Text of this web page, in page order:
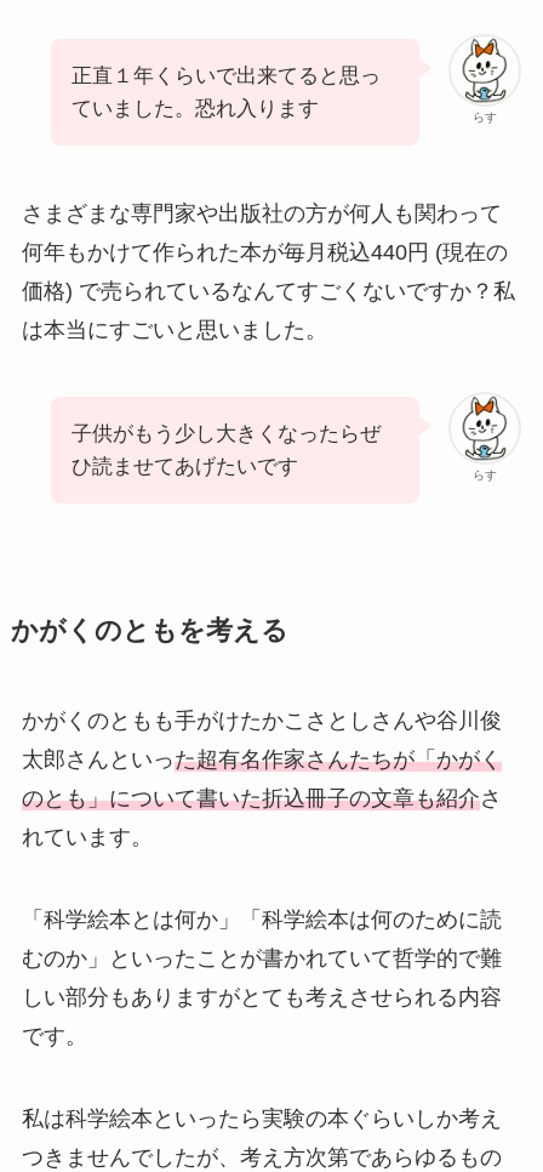
らす
正直１年くらいで出来てると思っ
ていました。恐れ入ります
さまざまな専門家や出版社の方が何人も関わって
何年もかけて作られた本が毎月税込440円 (現在の
価格) で売られているなんてすごくないですか？私
は本当にすごいと思いました。
らす
子供がもう少し大きくなったらぜ
ひ読ませてあげたいです
かがくのともを考える
かがくのともも手がけたかこさとしさんや谷川俊
太郎さんといった超有名作家さんたちが「かがく
のとも」について書いた折込冊子の文章も紹介さ
れています。
「科学絵本とは何か」「科学絵本は何のために読
むのか」といったことが書かれていて哲学的で難
しい部分もありますがとても考えさせられる内容
です。
私は科学絵本といったら実験の本ぐらいしか考え
つきませんでしたが、考え方次第であらゆるもの